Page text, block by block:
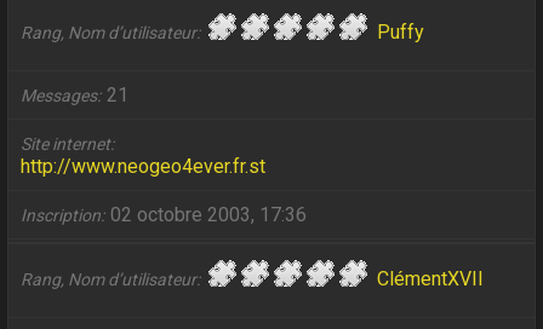
Rang, Nom d’utilisateur Puffy
Messages 21
Site internet
http://www.neogeo4ever.fr.st
Inscription 02 octobre 2003, 17:36
Rang, Nom d’utilisateur ClémentXVII